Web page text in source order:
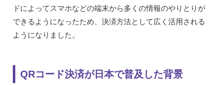
ドによってスマホなどの端末から多くの情報のやりとりが
できるようになったため、決済方法として広く活用される
ようになりました。
QRコード決済が日本で普及した背景